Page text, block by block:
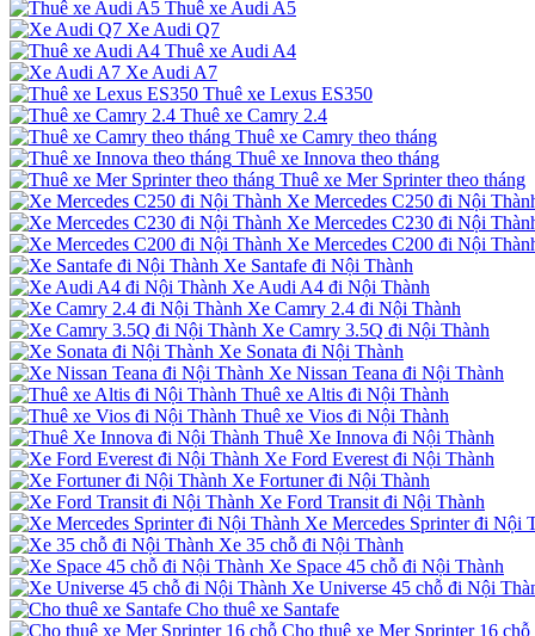
Thuê xe Audi A5
Xe Audi Q7
Thuê xe Audi A4
Xe Audi A7
Thuê xe Lexus ES350
Thuê xe Camry 2.4
Thuê xe Camry theo tháng
Thuê xe Innova theo tháng
Thuê xe Mer Sprinter theo tháng
Xe Mercedes C250 đi Nội
Xe Mercedes C230 đi Nội
Xe Mercedes C200 đi Nội
Xe Santafe đi Nội Thành
Xe Audi A4 đi Nội Thành
Xe Camry 2.4 đi Nội Thành
Xe Camry 3.5Q đi Nội Thành
Xe Sonata đi Nội Thành
Xe Nissan Teana đi Nội Thành
Thuê xe Altis đi Nội Thành
Thuê xe Vios đi Nội Thành
Thuê Xe Innova đi Nội Thành
Xe Ford Everest đi Nội Thành
Xe Fortuner đi Nội Thành
Xe Ford Transit đi Nội Thành
Xe Mercedes Sprinter đi Nội
Xe 35 chỗ đi Nội Thành
Xe Space 45 chỗ đi Nội Thành
Xe Universe 45 chỗ đi Nội
Cho thuê xe Santafe
Cho thuê xe Mer Sprinter 16 chỗ